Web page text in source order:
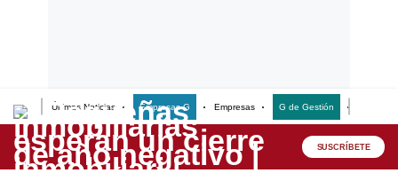
Últimas Noticias Empresas G Empresas G de Gestión
Lo último
Peru Quiosco SUSCRÍBETE